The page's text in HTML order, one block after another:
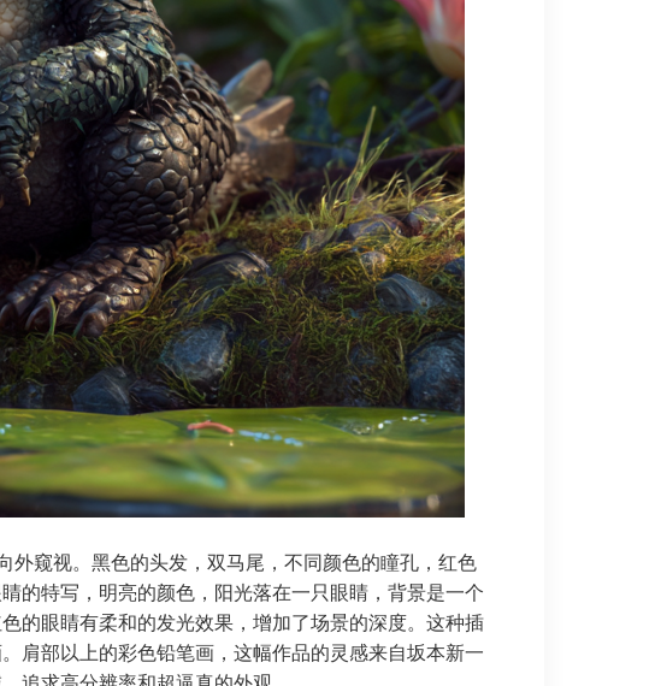
窥视。黑色的头发，双马尾，不同颜色的瞳孔，红色
的特写，明亮的颜色，阳光落在一只眼睛，背景是一个
的眼睛有柔和的发光效果，增加了场景的深度。这种插
肩部以上的彩色铅笔画，这幅作品的灵感来自坂本新一